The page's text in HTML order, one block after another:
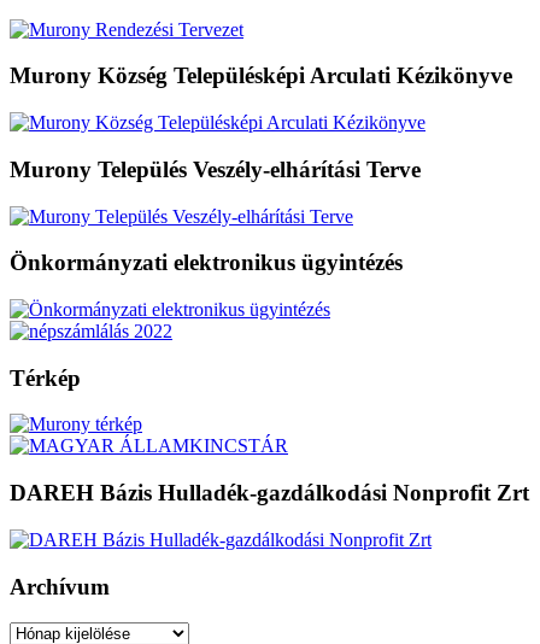
Murony Község Településképi Arculati Kézikönyve
Murony Település Veszély-elhárítási Terve
Önkormányzati elektronikus ügyintézés
Térkép
DAREH Bázis Hulladék-gazdálkodási Nonprofit Zrt
Archívum
Archívum